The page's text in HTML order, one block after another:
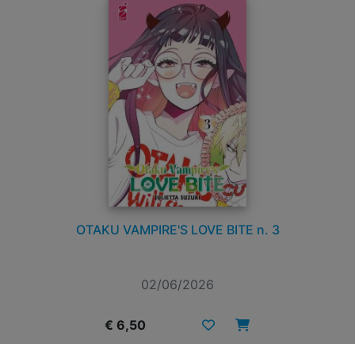
OTAKU VAMPIRE'S LOVE BITE n. 3
02/06/2026
€ 6,50